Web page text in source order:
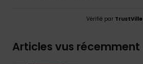
Vérifié par TrustVille
Articles vus récemment